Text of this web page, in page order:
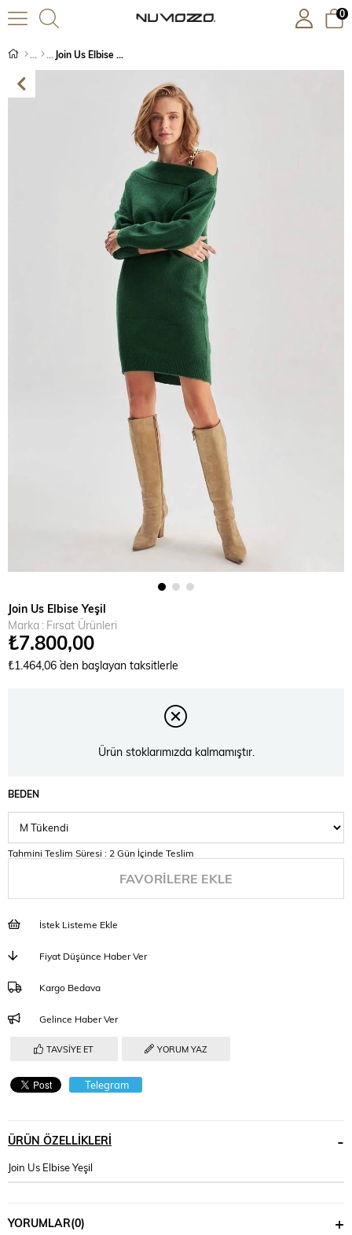
0
Join Us Elbise Yeşil
Join Us Elbise Yeşil
Marka : Fırsat Ürünleri
₺7.800,00
₺1.464,06 `den başlayan taksitlerle
Ürün stoklarımızda kalmamıştır.
BEDEN
Tahmini Teslim Süresi : 2 Gün İçinde Teslim
FAVORILERE EKLE
İstek Listeme Ekle
Fiyat Düşünce Haber Ver
Kargo Bedava
Gelince Haber Ver
TAVSIYE ET YORUM YAZ
Telegram
ÜRÜN ÖZELLIKLERI
Join Us Elbise Yeşil
YORUMLAR(0)